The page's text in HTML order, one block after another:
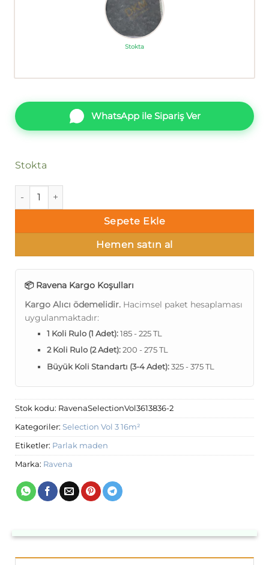
Stokta
WhatsApp ile Sipariş Ver
Stokta
Ravena Selection Vol 3 613836-2 Duvar Kağıdı adet
Sepete Ekle
Hemen satın al
📦 Ravena Kargo Koşulları
Kargo Alıcı ödemelidir. Hacimsel paket hesaplaması
uygulanmaktadır:
1 Koli Rulo (1 Adet):185 - 225 TL
2 Koli Rulo (2 Adet):200 - 275 TL
Büyük Koli Standartı (3-4 Adet):325 - 375 TL
Stok kodu: RavenaSelectionVol3613836-2
Kategoriler: Selection Vol 3 16m²
Etiketler: Parlak maden
Marka: Ravena